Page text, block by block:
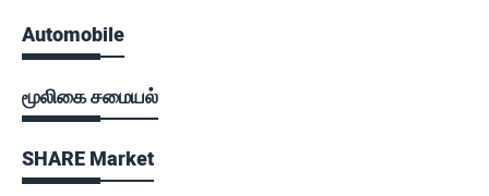
Automobile
மூலிகை சமையல்
SHARE Market